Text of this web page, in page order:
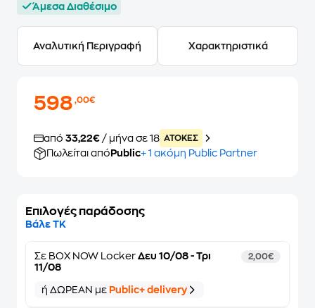
Άμεσα Διαθέσιμο
Αναλυτική Περιγραφή Χαρακτηριστικά
598,00€
από 33,22€ / μήνα σε 18 ATOKEΣ
Πωλείται από Public+ 1 ακόμη Public Partner
Επιλογές παράδοσης
Βάλε ΤΚ
Σε BOX NOW Locker Δευ 10/08 - Τρι
11/08
2,00€
ή ΔΩΡΕΑΝ με Public+ delivery